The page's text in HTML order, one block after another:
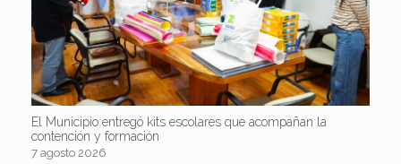
El Municipio entregó kits escolares que acompañan la
contención y formación
7 agosto 2026